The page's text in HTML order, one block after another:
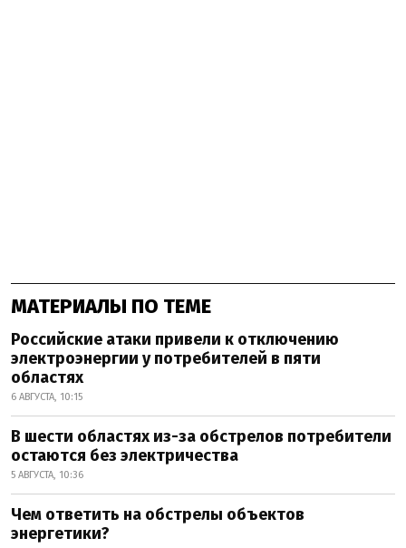
МАТЕРИАЛЫ ПО ТЕМЕ
Российские атаки привели к отключению
электроэнергии у потребителей в пяти
областях
6 АВГУСТА, 10:15
В шести областях из-за обстрелов потребители
остаются без электричества
5 АВГУСТА, 10:36
Чем ответить на обстрелы объектов
энергетики?